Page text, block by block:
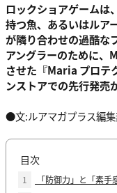
ロックショアゲームは
持つ魚、あるいはルア
が隣り合わせの過酷な
アングラーのために、
させた『Maria プロテ
ンストアでの先行発売
●文:ルアマガプラス編
目次
1
「防御力」と「素